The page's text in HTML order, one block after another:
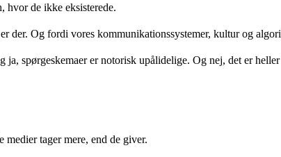
hvor de ikke eksisterede.
der. Og fordi vores kommunikationssystemer, kultur og
ja, spørgeskemaer er notorisk upålidelige. Og nej, det er
tager mere, end de giver.